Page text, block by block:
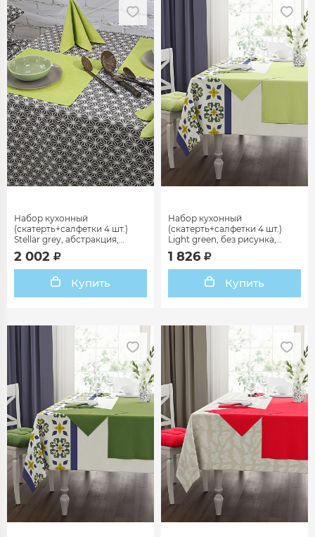
Набор кухонный
(скатерть+салфетки 4 шт.)
Stellar grey, абстракция,
серый
2 002
Купить
Набор кухонный
(скатерть+салфетки 4 шт.)
Light green, без рисунка,
зеленый
1 826
Купить